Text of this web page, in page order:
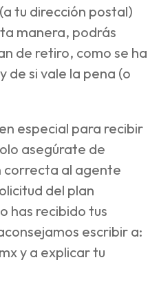
(a tu dirección postal)
manera, podrás
de retiro, como se ha
de si vale la pena (o
especial para recibir
asegúrate de
al agente
del plan
has recibido tus
escribir a:
y a explicar tu